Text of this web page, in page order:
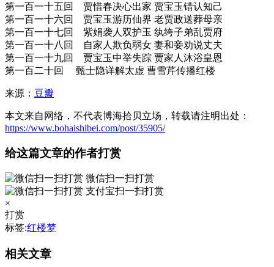
第一百一十五回 贾惜春决心出家 贾宝玉错认知己
第一百一十六回 贾宝玉游历仙界 老贾政送葬母亲
第一百一十七回 紫娟袭人双护玉 纨绔子弟乱贾府
第一百一十八回 自家人欺负弱女 妻和妾劝说丈夫
第一百一十九回 贾宝玉中举失踪 贾家人沐浴皇恩
第一百二十回 甄士隐详解太虚 曹雪芹传播红楼
来源： 豆瓣
本文来自网络，不代表博海拾贝立场，转载请注明出处：
https://www.bohaishibei.com/post/35905/
给这篇文章的作者打赏
微信扫一扫打赏
支付宝扫一扫打赏
×
打赏
标签:红楼梦
相关文章